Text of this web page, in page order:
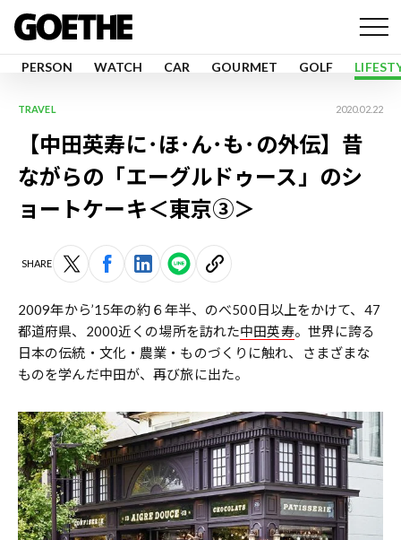
PERSON WATCH CAR GOURMET GOLF
TRAVEL 2020.02.22
【中田英寿に･ほ･ん･も･の外伝】昔
ながらの「エーグルドゥース」のシ
ョートケーキ＜東京③＞
SHARE
2009年から’15年の約６年半、のべ500日以上をかけて、47
都道府県、2000近くの場所を訪れた中田英寿。世界に誇る
日本の伝統・文化・農業・ものづくりに触れ、さまざまな
ものを学んだ中田が、再び旅に出た。